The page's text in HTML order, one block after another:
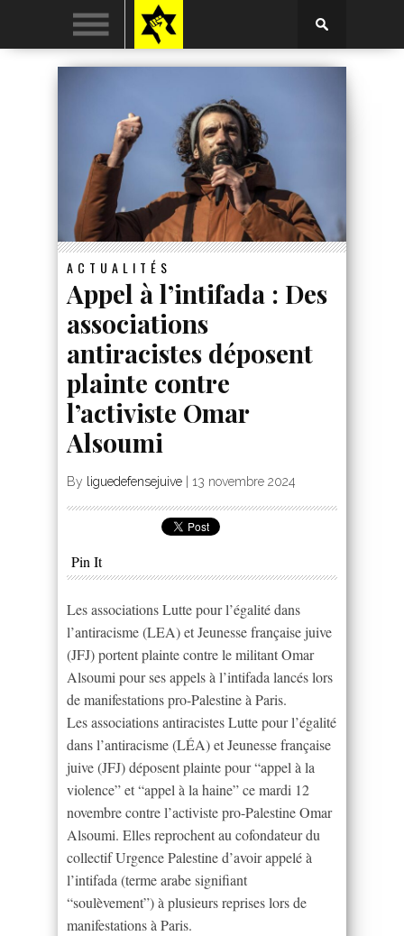
ACTUALITÉS
Appel à l’intifada : Des
associations
antiracistes déposent
plainte contre
l’activiste Omar
Alsoumi
By liguedefensejuive 13 novembre 2024
Pin It
Les associations Lutte pour l’égalité dans
l’antiracisme (LEA) et Jeunesse française juive
(JFJ) portent plainte contre le militant Omar
Alsoumi pour ses appels à l’intifada lancés lors
de manifestations pro-Palestine à Paris.
Les associations antiracistes Lutte pour l’égalité
dans l’antiracisme (LÉA) et Jeunesse française
juive (JFJ) déposent plainte pour “appel à la
violence” et “appel à la haine” ce mardi 12
novembre contre l’activiste pro-Palestine Omar
Alsoumi. Elles reprochent au cofondateur du
collectif Urgence Palestine d’avoir appelé à
l’intifada (terme arabe signifiant
“soulèvement”) à plusieurs reprises lors de
manifestations à Paris.